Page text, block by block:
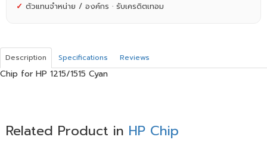
✓ ตัวแทนจำหน่าย / องค์กร · รับเครดิตเทอม
Description Specifications Reviews
Chip for HP 1215/1515 Cyan
Related Product in HP Chip